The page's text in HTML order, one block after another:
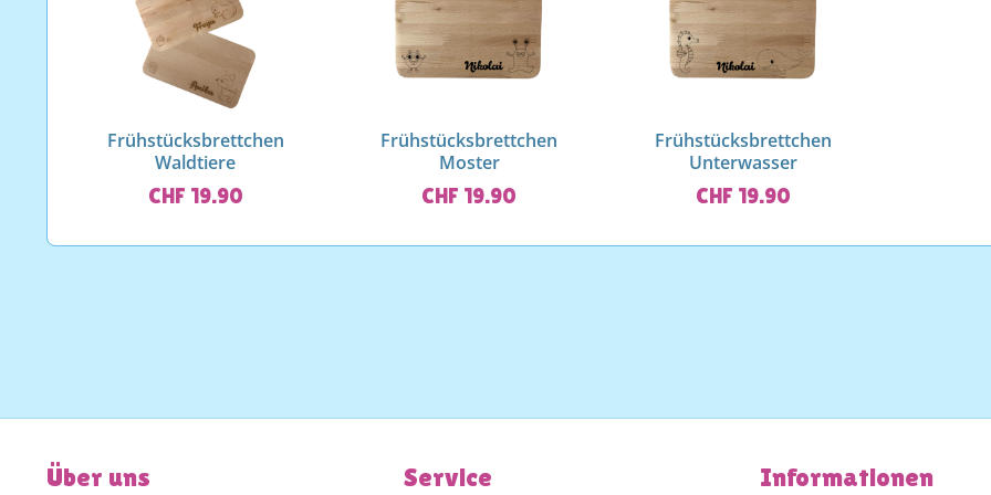
Frühstücksbrettchen
Waldtiere
CHF 19.90
Frühstücksbrettchen
Moster
CHF 19.90
Frühstücksbrettchen
Unterwasser
CHF 19.90
Über uns Service Informationen